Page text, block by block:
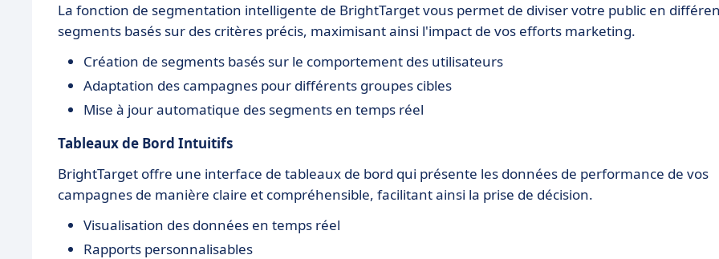
La fonction de segmentation intelligente de BrightTarget vous permet de diviser votre public en
segments basés sur des critères précis, maximisant ainsi l'impact de vos efforts marketing.
Création de segments basés sur le comportement des utilisateurs
Adaptation des campagnes pour différents groupes cibles
Mise à jour automatique des segments en temps réel
Tableaux de Bord Intuitifs
BrightTarget offre une interface de tableaux de bord qui présente les données de performance de vos
campagnes de manière claire et compréhensible, facilitant ainsi la prise de décision.
Visualisation des données en temps réel
Rapports personnalisables